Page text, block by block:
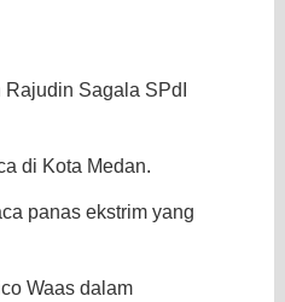
Sagala SPdI
di Kota Medan.
panas ekstrim yang
Waas dalam